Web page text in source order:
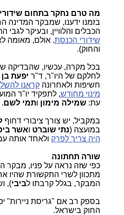
מה טרם נחקר בתחום שידורי
בזמנו ידענו, שמבקר המדינה
הכבלים והלוויין, ובעיקר לגבי
שידורי הכנסת. אולם, מאומה
והחוק).
בכל מקרה, עכשיו, שהבדיקה
לחלקם של היו"ר, ד"ר יפעת
חשיפות ולאחרונהקראנו
מינוי מחודש, לתפקיד יו"ר
עת:שמילה מימון ותמי לשם.
במקביל, יש צורך ציבורי דחוף
במועצה (נתי שוברט ואשר
היה צריך לפרק ולאחד אותה
שורה תחתונה
כפי שזה נראה על פניו, מבקר
מתכוון לשרי התקשורת שהיו
המבקר, בגלל קרבתו לביבי),
בספק רב אם "גריסת ניירות"
החוק בישראל.